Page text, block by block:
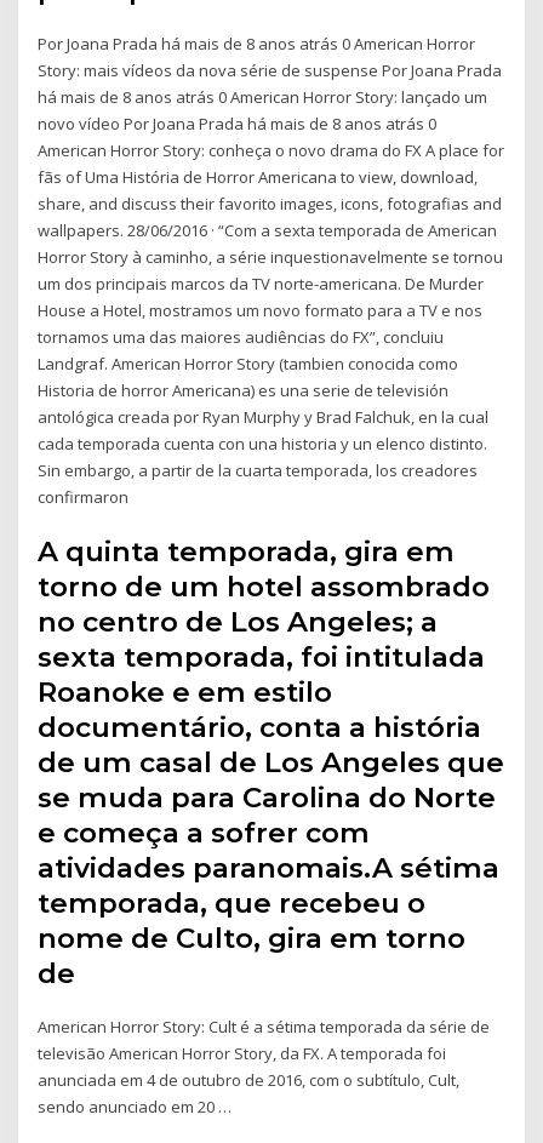
Por Joana Prada há mais de 8 anos atrás 0 American Horror
Story: mais vídeos da nova série de suspense Por Joana Prada
há mais de 8 anos atrás 0 American Horror Story: lançado um
novo vídeo Por Joana Prada há mais de 8 anos atrás 0
American Horror Story: conheça o novo drama do FX A place for
fãs of Uma História de Horror Americana to view, download,
share, and discuss their favorito images, icons, fotografias and
wallpapers. 28/06/2016 · “Com a sexta temporada de American
Horror Story à caminho, a série inquestionavelmente se tornou
um dos principais marcos da TV norte-americana. De Murder
House a Hotel, mostramos um novo formato para a TV e nos
tornamos uma das maiores audiências do FX”, concluiu
Landgraf. American Horror Story (tambien conocida como
Historia de horror Americana) es una serie de televisión
antológica creada por Ryan Murphy y Brad Falchuk, en la cual
cada temporada cuenta con una historia y un elenco distinto.
Sin embargo, a partir de la cuarta temporada, los creadores
confirmaron
A quinta temporada, gira em
torno de um hotel assombrado
no centro de Los Angeles; a
sexta temporada, foi intitulada
Roanoke e em estilo
documentário, conta a história
de um casal de Los Angeles que
se muda para Carolina do Norte
e começa a sofrer com
atividades paranomais.A sétima
temporada, que recebeu o
nome de Culto, gira em torno
de
American Horror Story: Cult é a sétima temporada da série de
televisão American Horror Story, da FX. A temporada foi
anunciada em 4 de outubro de 2016, com o subtítulo, Cult,
sendo anunciado em 20 …